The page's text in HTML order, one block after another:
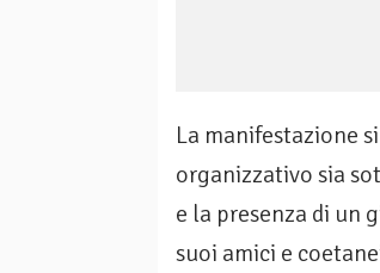
La manifestazione
organizzativo sia
e la presenza di un
suoi amici e